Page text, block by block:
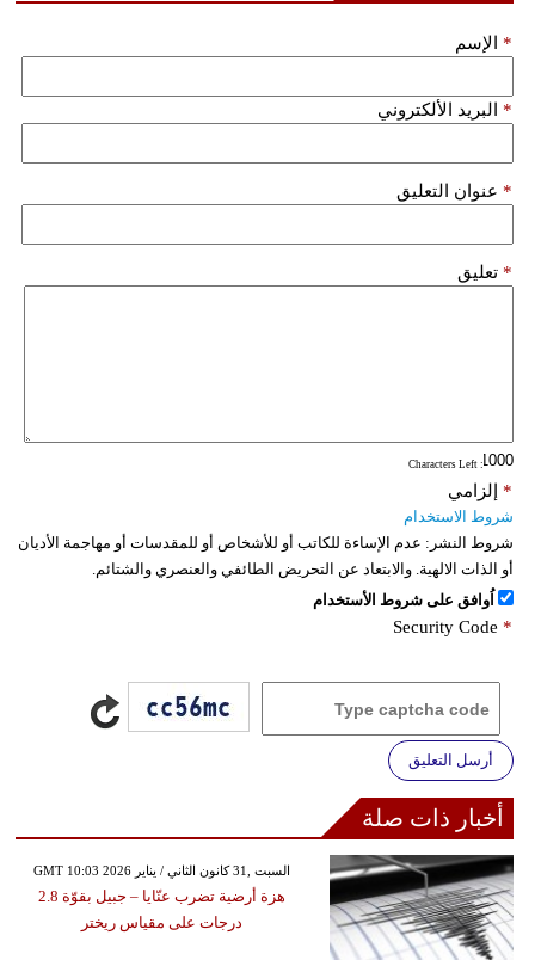
الإسم *
البريد الألكتروني *
عنوان التعليق *
تعليق *
: Characters Left
إلزامي *
شروط الاستخدام
شروط النشر: عدم الإساءة للكاتب أو للأشخاص أو للمقدسات أو مهاجمة الأديان
أو الذات الالهية. والابتعاد عن التحريض الطائفي والعنصري والشتائم.
اُوافق على شروط الأستخدام
Security Code *
أرسل التعليق
أخبار ذات صلة
GMT 10:03 2026 السبت ,31 كانون الثاني / يناير
هزة أرضية تضرب عنّايا – جبيل بقوّة 2.8
درجات على مقياس ريختر